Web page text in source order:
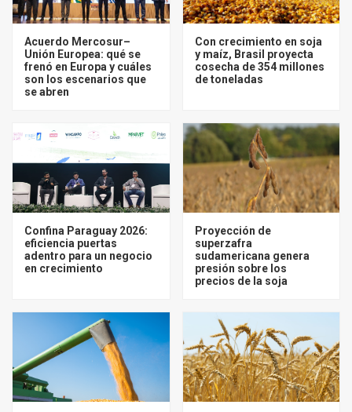
Acuerdo Mercosur–
Unión Europea: qué se
frenó en Europa y cuáles
son los escenarios que
se abren
Con crecimiento en soja
y maíz, Brasil proyecta
cosecha de 354 millones
de toneladas
Confina Paraguay 2026:
eficiencia puertas
adentro para un negocio
en crecimiento
Proyección de
superzafra
sudamericana genera
presión sobre los
precios de la soja